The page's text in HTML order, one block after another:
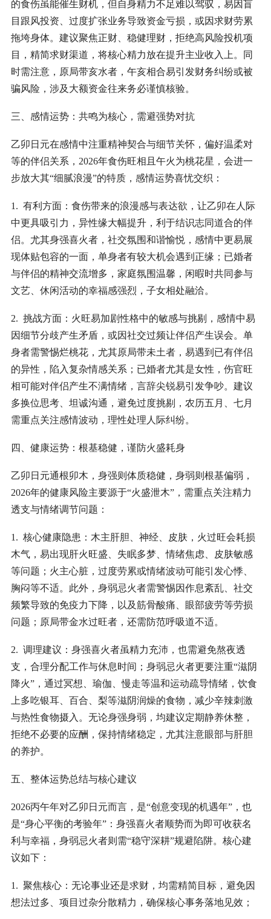
的食伤虽能催生财机，但自身精力不足难以驾驭，易因盲
目跟风投资、过度扩张业务导致资金亏损，或因求财劳累
拖垮身体。建议聚焦正财、稳健理财，拒绝高风险投机项
目，精简求财渠道，将核心精力放在提升主业收入上。同
时需注意，原局带亥水者，午亥相合易引发财务纠纷或被
骗风险，涉及大额资金往来务必谨慎核验。
三、感情运势：共鸣为核心，需避强势对抗
乙卯日元在感情中注重精神契合与细节关怀，偏好温柔对
等的伴侣关系，2026年食伤旺相且午火为桃花星，会进一
步放大其“细腻浪漫”的特质，感情运势喜忧交织：
1. 有利方面：食伤带来的浪漫感与表达欲，让乙卯在人际
中更具吸引力，异性缘大幅提升，利于结识志同道合的伴
侣。尤其身强喜火者，社交氛围和谐愉悦，感情中更易展
现体贴包容的一面，单身者有较大机会遇到正缘；已婚者
与伴侣的精神交流增多，家庭氛围温馨，闲暇时共同参与
文艺、休闲活动的幸福感强烈，子女相处融洽。
2. 挑战方面：火旺易加剧性格中的敏感与挑剔，感情中易
因细节分歧产生矛盾，或因社交过频让伴侣产生误会。单
身者需警惕烂桃花，尤其原局带未土者，易遇到已有伴侣
的异性，陷入复杂情感关系；已婚者尤其是女性，伤官旺
相可能对伴侣产生不满情绪，言辞尖锐易引发争吵。建议
多换位思考、坦诚沟通，避免过度挑剔，农历五月、七月
需重点关注感情波动，理性处理人际纠纷。
四、健康运势：根基稳健，谨防火盛耗身
乙卯日元通根卯木，身强则体质稳健，身弱则根基偏弱，
2026年的健康风险主要源于“火盛泄木”，需重点关注精力
透支与情绪调节问题：
1. 核心健康隐患：木主肝胆、神经、皮肤，火过旺会耗损
木气，易出现肝火旺盛、失眠多梦、情绪焦虑、皮肤敏感
等问题；火主心脏，过度劳累或情绪波动可能引发心悸、
胸闷等不适。此外，身弱忌火者需警惕因作息紊乱、社交
频繁导致的免疫力下降，以及筋骨酸痛、眼部疲劳等劳损
问题；原局带金水过旺者，还需防范呼吸道不适。
2. 调理建议：身强喜火者虽精力充沛，也需避免熬夜透
支，合理分配工作与休息时间；身弱忌火者更要注重“滋阴
降火”，通过冥想、瑜伽、慢走等温和运动疏导情绪，饮食
上多吃银耳、百合、梨等滋阴润燥的食物，减少辛辣刺激
与热性食物摄入。无论身强身弱，均建议定期静养休整，
拒绝不必要的应酬，保持情绪稳定，尤其注意眼部与肝胆
的养护。
五、整体运势总结与核心建议
2026丙午年对乙卯日元而言，是“创意变现的机遇年”，也
是“身心平衡的考验年”：身强喜火者顺势而为即可收获名
利与幸福，身弱忌火者则需“稳守深耕”规避陷阱。核心建
议如下：
1. 聚焦核心：无论事业还是求财，均需精简目标，避免因
想法过多、项目过杂分散精力，确保核心事务落地见效；